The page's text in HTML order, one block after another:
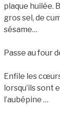
plaque huilée.
gros sel, de
sésame…
Passe au four
Enfile les
lorsqu’ils sont
l’aubépine …